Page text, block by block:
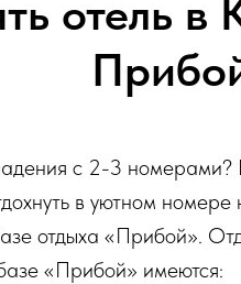
отель
с 2-3 номерами?
в уютном
отдыха «Прибой».
«Прибой» имеются: